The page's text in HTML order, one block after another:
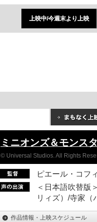
上映中/今週末より上映
ミニオンズ＆モンス
© Universal Studios. All Rights
ピエール・コフ
＜日本語吹替版
リィズ）/寺家（
作品情報・上映スケジュール